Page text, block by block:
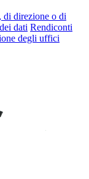
di direzione o di
dati Rendiconti
degli uffici